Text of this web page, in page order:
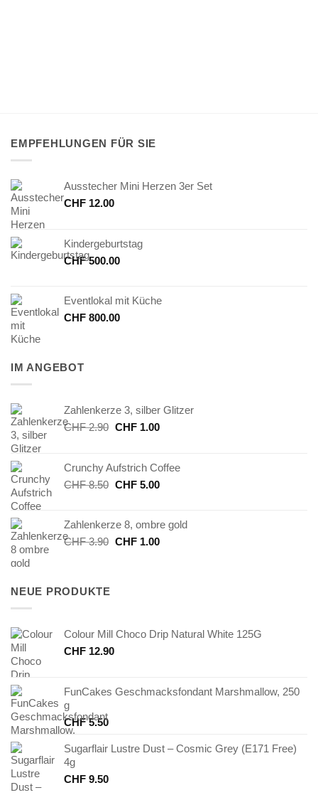
EMPFEHLUNGEN FÜR SIE
Ausstecher Mini Herzen 3er Set
CHF 12.00
Kindergeburtstag
CHF500.00
Eventlokal mit Küche
CHF 800.00
IM ANGEBOT
Zahlenkerze 3, silber Glitzer
CHF2.90 Ursprünglicher
CHF 2.90
CHF1.00Aktueller
CHF 1.00.
Crunchy Aufstrich Coffee
CHF8.50 Ursprünglicher
CHF 8.50
CHF5.00Aktueller
CHF 5.00.
Zahlenkerze 8, ombre gold
CHF3.90 Ursprünglicher
CHF1.00Aktueller
NEUE PRODUKTE
Colour Mill Choco Drip Natural White 125G
CHF 12.90
FunCakes Geschmacksfondant Marshmallow, 250
g
CHF5.50
Sugarflair Lustre Dust – Cosmic Grey (E171 Free)
4g
CHF 9.50